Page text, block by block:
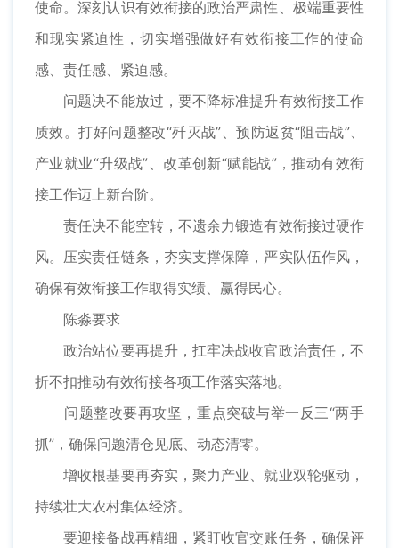
使命。深刻认识有效衔接的政治严肃性、极端重要性
和现实紧迫性，切实增强做好有效衔接工作的使命
感、责任感、紧迫感。
问题决不能放过，要不降标准提升有效衔接工作
质效。打好问题整改“歼灭战”、预防返贫“阻击战”、
产业就业“升级战”、改革创新“赋能战”，推动有效衔
接工作迈上新台阶。
责任决不能空转，不遗余力锻造有效衔接过硬作
风。压实责任链条，夯实支撑保障，严实队伍作风，
确保有效衔接工作取得实绩、赢得民心。
陈淼要求
政治站位要再提升，扛牢决战收官政治责任，不
折不扣推动有效衔接各项工作落实落地。
问题整改要再攻坚，重点突破与举一反三“两手
抓”，确保问题清仓见底、动态清零。
增收根基要再夯实，聚力产业、就业双轮驱动，
持续壮大农村集体经济。
要迎接备战再精细，紧盯收官交账任务，确保评